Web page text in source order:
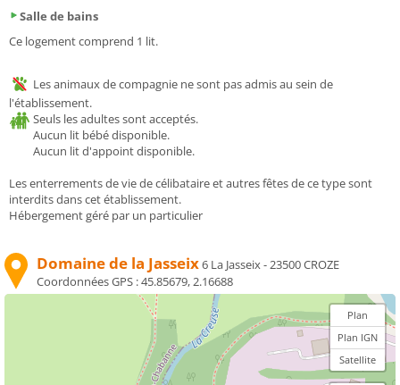
Salle de bains
Ce logement comprend 1 lit.
Les animaux de compagnie ne sont pas admis au sein de
l'établissement.
Seuls les adultes sont acceptés.
Aucun lit bébé disponible.
Aucun lit d'appoint disponible.
Les enterrements de vie de célibataire et autres fêtes de ce type sont
interdits dans cet établissement.
Hébergement géré par un particulier
Domaine de la Jasseix6 La Jasseix - 23500 CROZE
Coordonnées GPS :45.85679, 2.16688
Plan
Plan IGN
Satellite